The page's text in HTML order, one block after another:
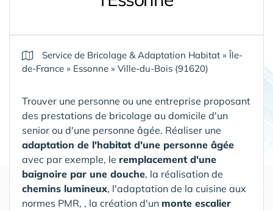
Service de Bricolage & Adaptation Habitat »Île-
de-France » Essonne » Ville-du-Bois (91620)
Trouver une personne ou une entreprise proposant
des prestations de bricolage au domicile d'un
senior ou d'une personne âgée. Réaliser une
adaptation de l'habitat d'une personne âgée
avec par exemple, le remplacement d'une
baignoire par une douche, la réalisation de
chemins lumineux, l'adaptation de la cuisine aux
normes PMR, , la création d'un monte escalier